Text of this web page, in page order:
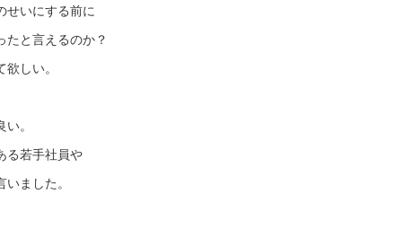
せいにする前に
たと言えるのか？
しい。
。
る若手社員や
ました。